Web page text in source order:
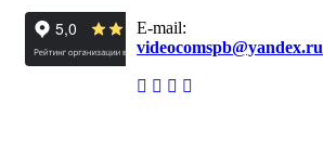
E-mail:
videocomspb@yandex.ru